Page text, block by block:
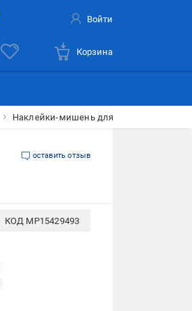
Войти
Корзина
Наклейки-мишень для стрельбы
оставить отзыв
КОД MP15429493